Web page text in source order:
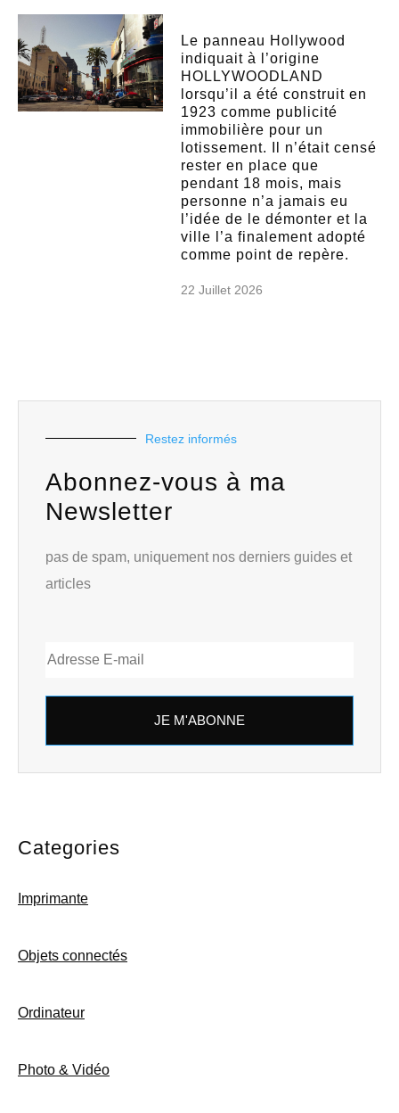
Le panneau Hollywood
indiquait à l’origine
HOLLYWOODLAND
lorsqu’il a été construit en
1923 comme publicité
immobilière pour un
lotissement. Il n’était censé
rester en place que
pendant 18 mois, mais
personne n’a jamais eu
l’idée de le démonter et la
ville l’a finalement adopté
comme point de repère.
22 Juillet 2026
Restez informés
Abonnez-vous à ma
Newsletter
pas de spam, uniquement nos derniers guides et
articles
JE M'ABONNE
Categories
Imprimante
Objets connectés
Ordinateur
Photo & Vidéo